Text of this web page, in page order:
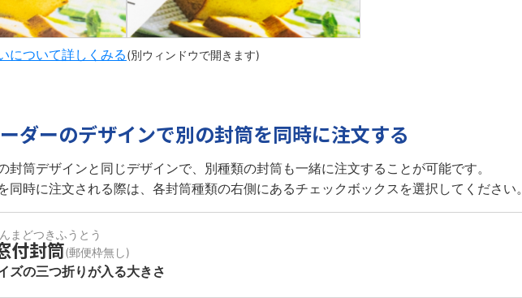
について詳しくみる(別ウィンドウで開きます)
ダーのデザインで別の封筒を同時に注文する
封筒デザインと同じデザインで、別種類の封筒も一緒に注文することが可能です。
同時に注文される際は、各封筒種類の右側にあるチェックボックスを選択してください。
まどつきふうとう
付封筒(郵便枠無し)
ズの三つ折りが入る大きさ